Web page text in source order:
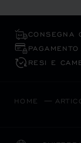
CONSEGNA
RESI E
HOME